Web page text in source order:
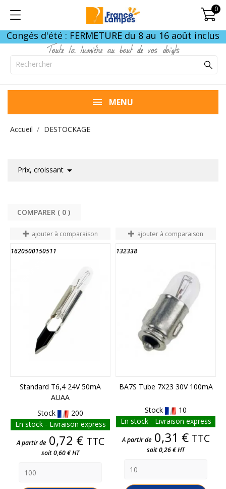
0
Congés d'été : FERMETURE du 8 au 16 août inclus
Toute la lumière au bout de vos doigts
MENU
Accueil DESTOCKAGE
Prix, croissant 
COMPARER ( 0
ajouter à comparaison
1620500150511
Standard T6,4 24V 50mA
AUAA
Stock
200
En stock - Livraison express
Prix
A partir de 0,72 € TTC
soit 0,60 € HT
ajouter à comparaison
132338
BA7S Tube 7X23 30V 100mA
Stock
10
En stock - Livraison express
Prix
A partir de 0,31 € TTC
soit 0,26 € HT